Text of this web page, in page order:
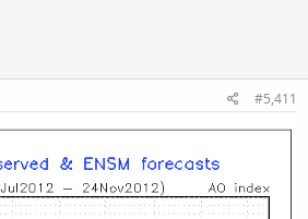
#5,411